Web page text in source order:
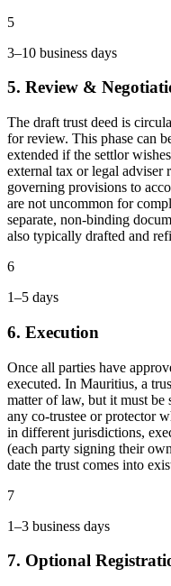
5
3–10 business days
5. Review &
The draft trust deed is
for review. This phase can
extended if the settlor
external tax or legal adviser
governing provisions to
are not uncommon for
separate, non-binding
also typically drafted and
6
1–5 days
6. Execution
Once all parties have
executed. In Mauritius, a
matter of law, but it must be
any co-trustee or protector
in different jurisdictions,
(each party signing their
date the trust comes into
7
1–3 business days
7. Optional